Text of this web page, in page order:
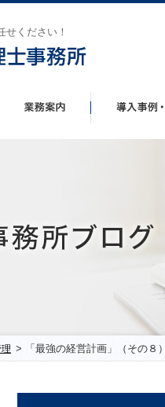
ください！
> 「最強の経営計画」（その８